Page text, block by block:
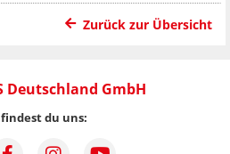
Zurück zur Übersicht
Deutschland GmbH
du uns: